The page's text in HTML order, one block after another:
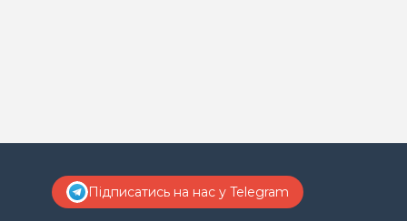
Підписатись на нас у Telegram